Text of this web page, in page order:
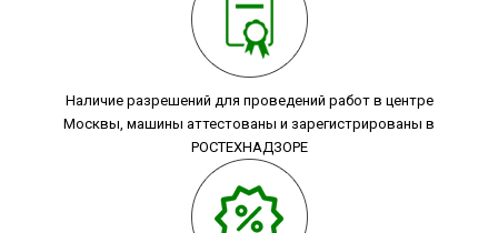
Наличие разрешений для проведений работ в центре
Москвы, машины аттестованы и зарегистрированы в
РОСТЕХНАДЗОРЕ